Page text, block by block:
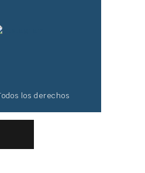
los derechos